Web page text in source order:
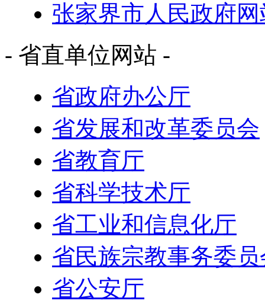
张家界市人民政府网
- 省直单位网站 -
省政府办公厅
省发展和改革委员会
省教育厅
省科学技术厅
省工业和信息化厅
省民族宗教事务委员
省公安厅